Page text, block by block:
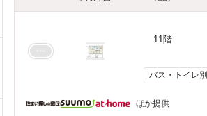
11階
バス・トイレ別
ほか提供